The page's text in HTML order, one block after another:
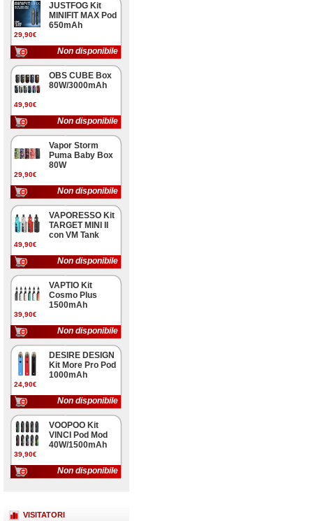
29,90€
JUSTFOG Kit
MINIFIT MAX Pod
650mAh
Non disponibile
49,90€
OBS CUBE Box
80W/3000mAh
Non disponibile
29,90€
Vapor Storm
Puma Baby Box
80W
Non disponibile
49,90€
VAPORESSO Kit
TARGET MINI II
con VM Tank
Non disponibile
39,90€
VAPTIO Kit
Cosmo Plus
1500mAh
Non disponibile
24,90€
DESIRE DESIGN
Kit More Pro Pod
1000mAh
Non disponibile
39,90€
VOOPOO Kit
VINCI Pod Mod
40W/1500mAh
Non disponibile
VISITATORI